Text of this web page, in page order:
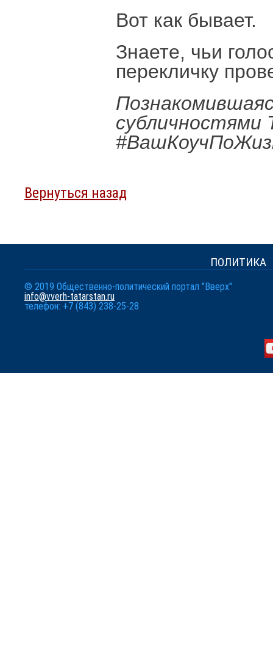
Вот как бывает.
Знаете, чьи
перекличку
субличностями
Вернуться назад
ПОЛИТИКА
© 2019 Общественно-политический портал "Вверх"
info@vverh-tatarstan.ru
телефон: +7 (843) 238-25-28